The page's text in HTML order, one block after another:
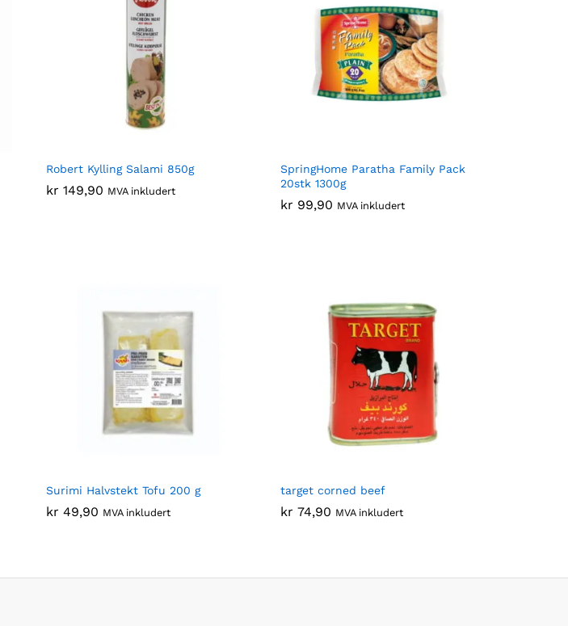
Robert Kylling Salami 850g
kr 149,90 MVA inkludert
kr 149,90
SpringHome Paratha Family Pack
20stk 1300g
kr 99,90 MVA inkludert
kr 99,90
Surimi Halvstekt Tofu 200 g
kr 49,90 MVA inkludert
kr 49,90
target corned beef
kr 74,90 MVA inkludert
kr 74,90